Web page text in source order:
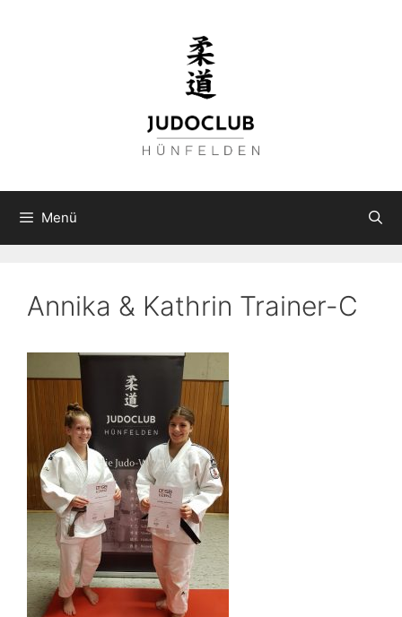
Menü
Annika & Kathrin Trainer-C